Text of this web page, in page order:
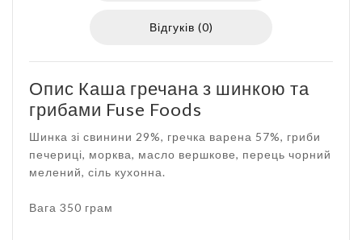
Відгуків (0)
Опис Каша гречана з шинкою та
грибами Fuse Foods
Шинка зі свинини 29%, гречка варена 57%, гриби
печериці, морква, масло вершкове, перець чорний
мелений, сіль кухонна.
Вага 350 грам